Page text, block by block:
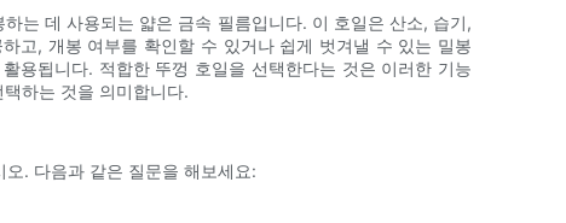
는 데 사용되는 얇은 금속 필름입니다. 이 호일은 산소, 습기,
고, 개봉 여부를 확인할 수 있거나 쉽게 벗겨낼 수 있는 밀봉
용됩니다. 적합한 뚜껑 호일을 선택한다는 것은 이러한 기능
하는 것을 의미합니다.
. 다음과 같은 질문을 해보세요: